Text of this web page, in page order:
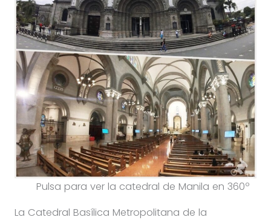
Pulsa para ver la catedral de Manila en 360º
La Catedral Basílica Metropolitana de la